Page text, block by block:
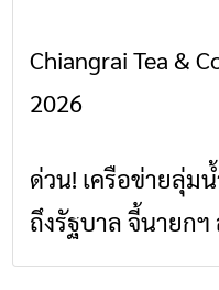
เชียงราย พะเยา
พร้อมชมคอนเสิร์ต
Chiangrai Tea &
2026
ด่วน! เครือข่ายลุ่ม
ถึงรัฐบาล จี้นายกฯ
วิกฤตสารปนเปื้อน